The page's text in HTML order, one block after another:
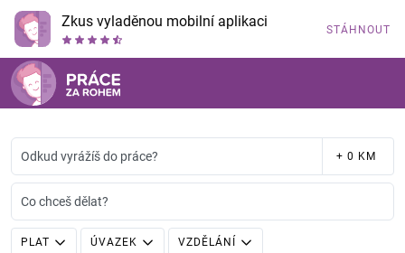
Zkus vyladěnou mobilní aplikaci STÁHNOUT
Odkud vyrážíš do práce? + 0 KM
Co chceš dělat?
PLAT ÚVAZEK VZDĚLÁNÍ